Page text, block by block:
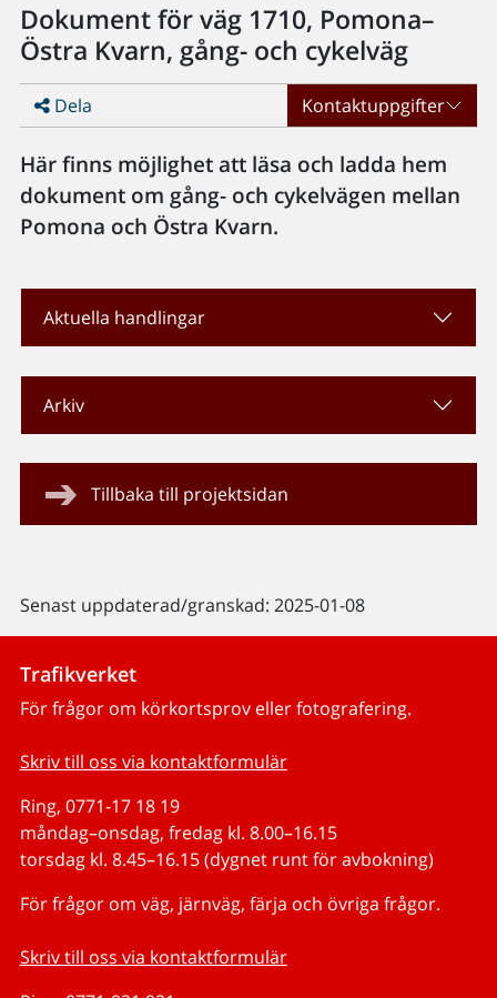
Dokument för väg 1710, Pomona–
Östra Kvarn, gång- och cykelväg
Dela Kontaktuppgifter
Här finns möjlighet att läsa och ladda hem
dokument om gång- och cykelvägen mellan
Pomona och Östra Kvarn.
Aktuella handlingar
Arkiv
Tillbaka till projektsidan
Senast uppdaterad/granskad: 2025-01-08
Trafikverket
För frågor om körkortsprov eller fotografering.
Skriv till oss via kontaktformulär
Ring, 0771-17 18 19
måndag–onsdag, fredag kl. 8.00–16.15
torsdag kl. 8.45–16.15 (dygnet runt för avbokning)
För frågor om väg, järnväg, färja och övriga frågor.
Skriv till oss via kontaktformulär